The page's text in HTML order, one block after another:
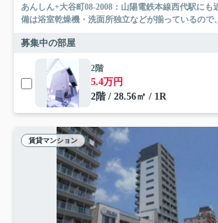
あんしん+大谷町08-2008：山陽電鉄本線西代駅にも
備は浴室乾燥機・洗面所独立などが揃っているので
募集中の部屋
2階
5.4万円
2階 / 28.56㎡ / 1R
賃貸マンション